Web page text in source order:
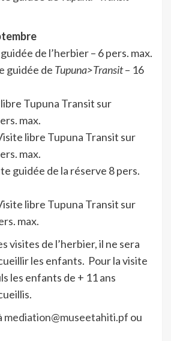
de l’herbier – 6 pers. max.
guidée de Tupuna>Transit– 16
Tupuna Transit sur
max.
libre Tupuna Transit sur
max.
guidée de la réserve 8 pers.
libre Tupuna Transit sur
max.
visites de l’herbier, il ne sera
les enfants. Pour la visite
les enfants de + 11 ans
mediation@museetahiti.pf ou